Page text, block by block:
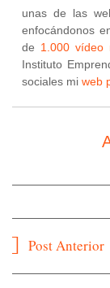
unas de las
enfocándonos
de 1.000 vídeo
Instituto
sociales mi web
Navegación
Post Anterior